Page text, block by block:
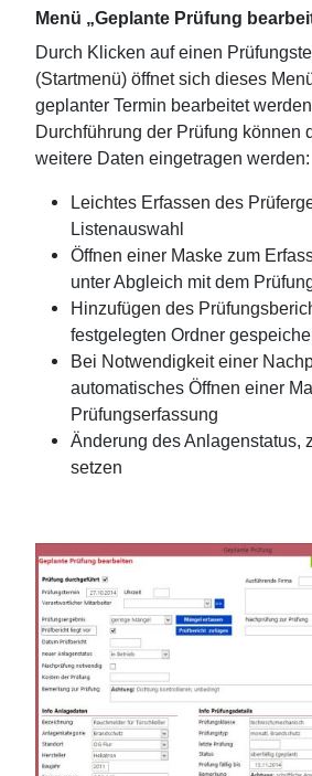
Menü „Geplante Prüfung
Durch Klicken auf einen
(Startmenü) öffnet sich dieses
geplanter Termin bearbeitet
Durchführung der Prüfung können
weitere Daten eingetragen werden:
Leichtes Erfassen des
Listenauswahl
Öffnen einer Maske zum
unter Abgleich mit dem
Hinzufügen des
festgelegten Ordner
Bei Notwendigkeit einer
automatisches Öffnen einer
Prüfungserfassung
Änderung des Anlagenstatus,
setzen